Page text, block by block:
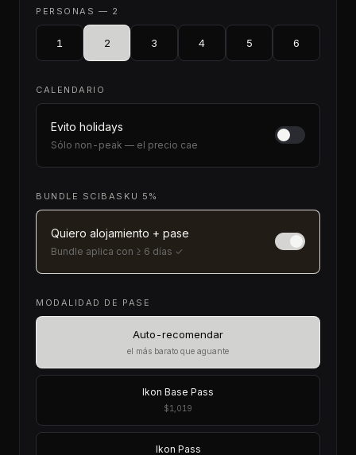
PERSONAS — 2
1 2 3 4 5 6
CALENDARIO
Evito holidays
Sólo non-peak — el precio cae
BUNDLE SCIBASKU 5%
Quiero alojamiento + pase
Bundle aplica con ≥ 6 días ✓
MODALIDAD DE PASE
Auto-recomendar
el más barato que aguante
Ikon Base Pass
$1,019
Ikon Pass